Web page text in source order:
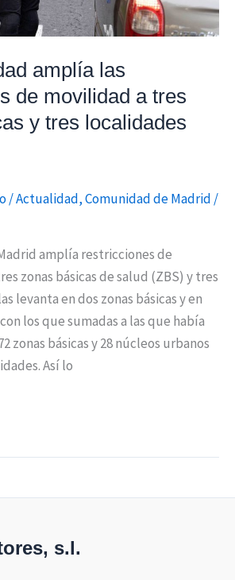
amplía las
de movilidad a tres
y tres localidades
/Actualidad,Comunidad de Madrid /
amplía restricciones de
zonas básicas de salud (ZBS) y tres
levanta en dos zonas básicas y en
los que sumadas a las que había
zonas básicas y 28 núcleos urbanos
Así lo
s.l.